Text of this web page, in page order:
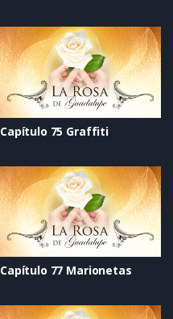
Capítulo 75 Graffiti
Capítulo 77 Marionetas